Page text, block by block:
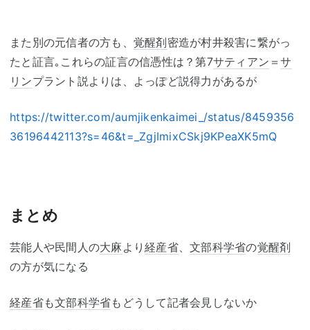
また別の元信者の方も、 覚醒剤密造が村井殺害に繋がっ
たと証言｡これらの証言の信憑性は？第7サティアン ＝サ
リンプラント説よりは、よっぽど説得力があるが
https://twitter.com/aumjikenkaimei_/status/8459356
36196442113?s=46&t=_ZgjImixCSkj9KPeaXK5mQ
まとめ
芸能人や民間人の大麻 より 経産省、 文部科学省の覚醒剤
の方が気になる
経産省も文部科学省もどうして記者会見しないか